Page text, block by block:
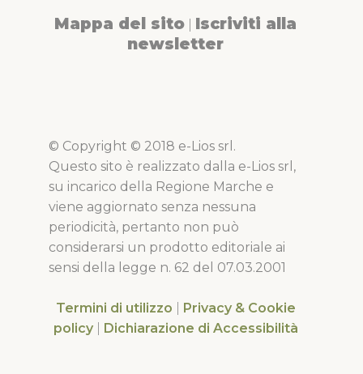
Mappa del sito Iscriviti alla
newsletter
© Copyright © 2018 e-Lios srl.
Questo sito è realizzato dalla e-Lios srl,
su incarico della Regione Marche e
viene aggiornato senza nessuna
periodicità, pertanto non può
considerarsi un prodotto editoriale ai
sensi della legge n. 62 del 07.03.2001
Termini di utilizzo
Privacy & Cookie
policy
Dichiarazione di Accessibilità